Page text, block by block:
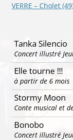
des
VERRE – Cholet
Tanka Silencio
Concert illustré
Elle tourne !!!
à partir de 6 mois
Stormy Moon
Conte musical et
Bonobo
Concert illustré